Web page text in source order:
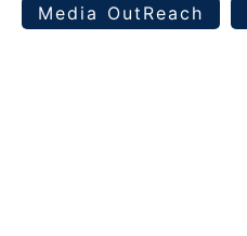
Media OutReach